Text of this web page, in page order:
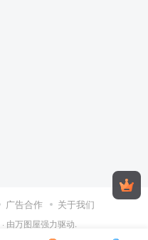
广告合作 关于我们
· 由万图屋强力驱动.